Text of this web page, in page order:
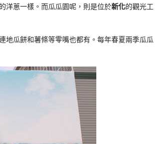
洋蔥一樣。而瓜瓜園呢，則是位於新化的觀光工
地瓜餅和薯條等零嘴也都有。每年春夏兩季瓜瓜